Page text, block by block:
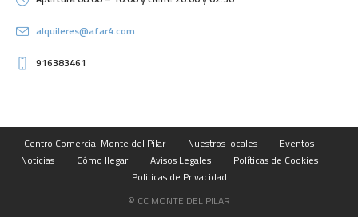
alquileres@afar4.com
916383461
Centro Comercial Monte del Pilar Nuestros locales
Eventos
Noticias
Cómo llegar Avisos Legales
Políticas de Cookies
Politicas de Privacidad
© CC MONTE DEL PILAR